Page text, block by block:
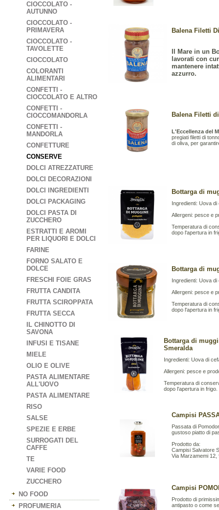
CIOCCOLATO -
AUTUNNO
CIOCCOLATO -
PRIMAVERA
CIOCCOLATO -
TAVOLETTE
CIOCCOLATO
COLORANTI
ALIMENTARI
CONFETTI -
CIOCCOLATO E ALTRO
CONFETTI -
CIOCCOMANDORLA
CONFETTI -
MANDORLA
CONFETTURE
CONSERVE
DOLCI ATREZZATURE
DOLCI DECORAZIONI
DOLCI INGREDIENTI
DOLCI PACKAGING
DOLCI PASTA DI
ZUCCHERO
ESTRATTI E AROMI
PER LIQUORI E DOLCI
FARINE
FORNO SALATO E
DOLCE
FRESCHI FOIE GRAS
FRUTTA CANDITA
FRUTTA SCIROPPATA
FRUTTA SECCA
IL CHINOTTO DI
SAVONA
INFUSI E TISANE
MIELE
OLIO E OLIVE
PASTA ALIMENTARE
ALL'UOVO
PASTA ALIMENTARE
RISO
SALSE
SPEZIE E ERBE
SURROGATI DEL
CAFFE
TE
VARIE FOOD
ZUCCHERO
NO FOOD
PROFUMERIA
Balena Filetti
Il Mare in un
lavorati con
mantenere
azzurro.
Balena Filetti
L'Eccellenza del
pregiati filetti di
di oliva, per
Bottarga di
Ingredienti: Uova
Allergeni: pesce e
Temperatura di
dopo l'apertura in
Bottarga di
Ingredienti: Uova
Allergeni: pesce e
Temperatura di
dopo l'apertura in
Bottarga di
Smeralda
Ingredienti: Uova di
Allergeni: pesce e
Temperatura di
dopo l'apertura in
Campisi
Passata di
gustoso piatto di
Prodotto da:
Campisi Salvatore
Via Marzamemi
Campisi
Prodotto di
antipasto o come